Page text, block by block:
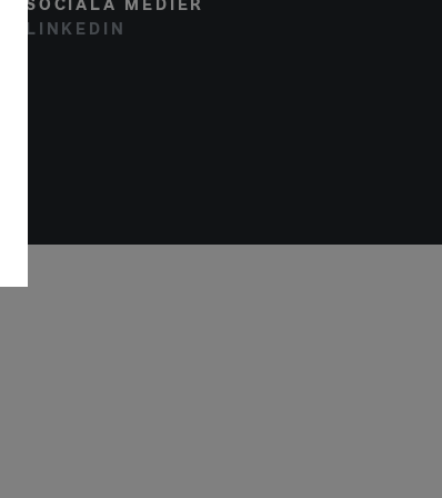
SOCIALA MEDIER
LINKEDIN